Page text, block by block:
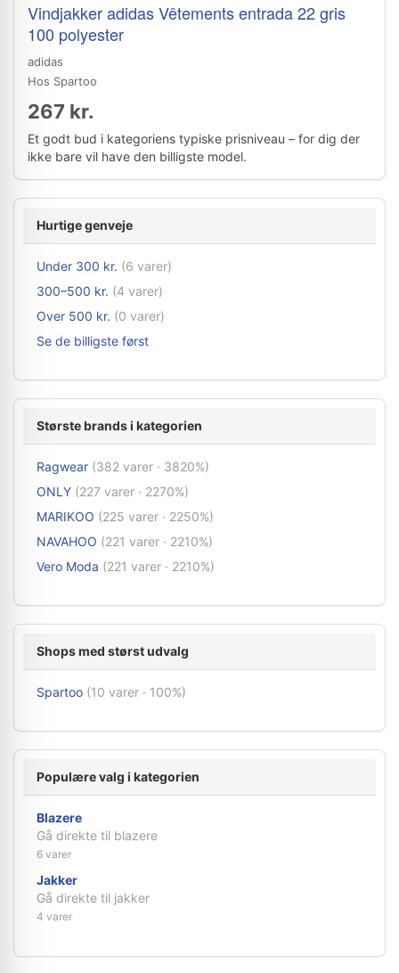
Vindjakker adidas Vêtements entrada 22 gris
100 polyester
adidas
Hos Spartoo
267 kr.
Et godt bud i kategoriens typiske prisniveau – for dig der
ikke bare vil have den billigste model.
Hurtige genveje
Under 300 kr. (6 varer)
300–500 kr. (4 varer)
Over 500 kr. (0 varer)
Se de billigste først
Største brands i kategorien
Ragwear (382 varer · 3820%)
ONLY (227 varer · 2270%)
MARIKOO (225 varer · 2250%)
NAVAHOO (221 varer · 2210%)
Vero Moda (221 varer · 2210%)
Shops med størst udvalg
Spartoo (10 varer · 100%)
Populære valg i kategorien
Blazere
Gå direkte til blazere
6 varer
Jakker
Gå direkte til jakker
4 varer